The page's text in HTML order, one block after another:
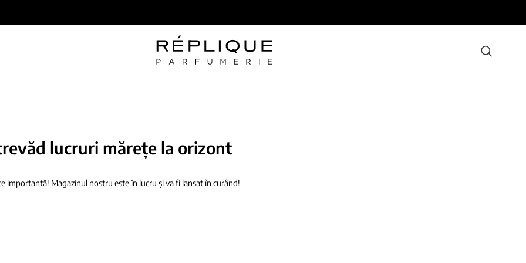
lucruri mărețe la orizont
importantă! Magazinul nostru este în lucru și va fi lansat în curând!